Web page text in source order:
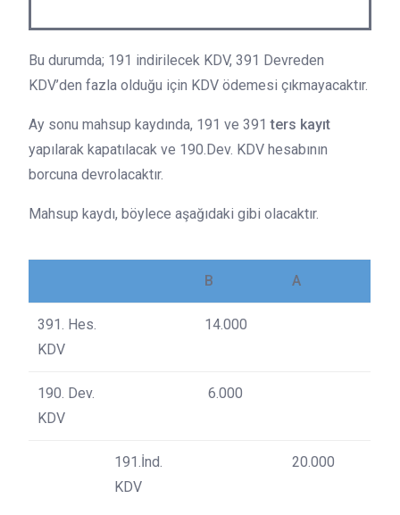
Bu durumda; 191 indirilecek KDV, 391 Devreden
KDV’den fazla olduğu için KDV ödemesi çıkmayacaktır.
Ay sonu mahsup kaydında, 191 ve 391ters kayıt
yapılarak kapatılacak ve 190.Dev. KDV hesabının
borcuna devrolacaktır.
Mahsup kaydı, böylece aşağıdaki gibi olacaktır.
B A
391. Hes.
KDV
14.000
190. Dev.
KDV
6.000
191.İnd.
KDV
20.000